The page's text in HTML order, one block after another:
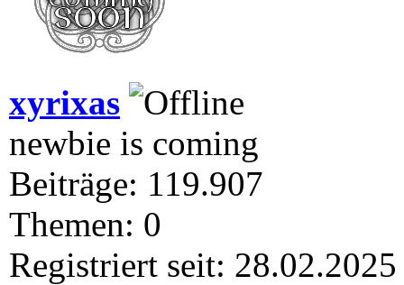
xyrixas
newbie is coming
Beiträge: 119.907
Themen: 0
Registriert seit: 28.02.2025